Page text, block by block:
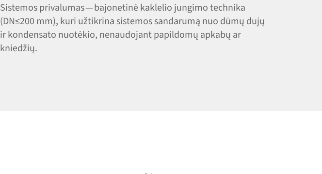
Sistemos privalumas — bajonetinė kaklelio jungimo technika
(DN≤200 mm), kuri užtikrina sistemos sandarumą nuo dūmų dujų
ir kondensato nuotėkio, nenaudojant papildomų apkabų ar
kniedžių.